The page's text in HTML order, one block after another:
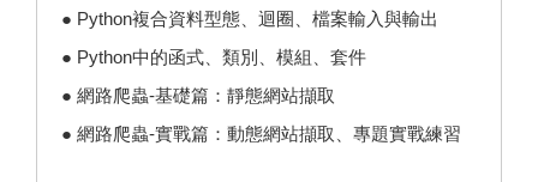
● Python複合資料型態、迴圈、檔案輸入與輸出
● Python中的函式、類別、模組、套件
● 網路爬蟲-基礎篇：靜態網站擷取
● 網路爬蟲-實戰篇：動態網站擷取、專題實戰練習